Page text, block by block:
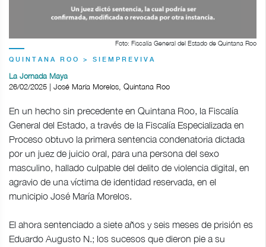
Foto: Fiscalía General del Estado de Quintana Roo
QUINTANA ROO > SIEMPREVIVA
La Jornada Maya
26/02/2025 | José María Morelos, Quintana Roo
En un hecho sin precedente en Quintana Roo, la Fiscalía
General del Estado, a través de la Fiscalía Especializada en
Proceso obtuvo la primera sentencia condenatoria dictada
por un juez de juicio oral, para una persona del sexo
masculino, hallado culpable del delito de violencia digital, en
agravio de una víctima de identidad reservada, en el
municipio José María Morelos.
El ahora sentenciado a siete años y seis meses de prisión es
Eduardo Augusto N.; los sucesos que dieron pie a su